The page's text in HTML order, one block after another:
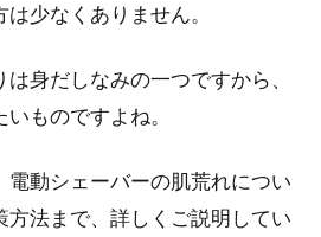
少なくありません。
身だしなみの一つですから、
ものですよね。
電動シェーバーの肌荒れについ
方法まで、詳しくご説明してい